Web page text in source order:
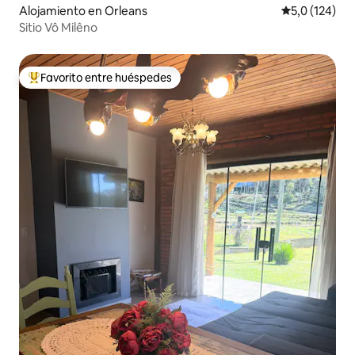
Alojamiento en Orleans Calificación
5,0 (124)
Sitio Vô Milêno
Favorito entre los huéspedes más destacados
Favorito entre huéspedes